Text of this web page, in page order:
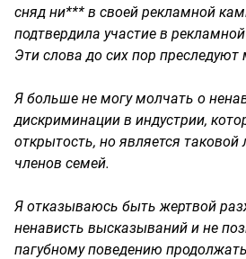
сняд ни*** в своей рекламной
подтвердила участие в
Эти слова до сих пор преследуют
Я больше не могу молчать о
дискриминации в индустрии,
открытость, но является
членов семей.
Я отказываюсь быть жертвой
ненависть высказываний и не
пагубному поведению